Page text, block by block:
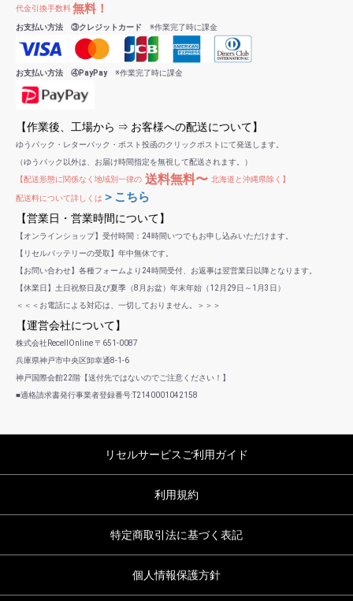
代金引換手数料無料！
お支払い方法 ③クレジットカード ※作業完了時に課金
お支払い方法 ④PayPay※作業完了時に課金
【作業後、工場から ⇒ お客様への配送について】
ゆうパック・レターパック・ポスト投函のクリックポストにて発送します。
（ゆうパック以外は、お届け時間指定を無視して配送されます。）
【配送形態に関係なく地域別一律の 送料無料〜 北海道と沖縄県除く】
配送料について詳しくは ＞こちら
【営業日・営業時間について】
【オンラインショップ】受付時間：24時間いつでもお申し込みいただけます。
【リセルバッテリーの受取】年中無休です。
【お問い合わせ】各種フォームより24時間受付、お返事は翌営業日以降となります。
【休業日】土日祝祭日及び夏季（8月お盆）年末年始（12月29日～1月3日）
＜＜＜お電話による対応は、一切しておりません。＞＞＞
【運営会社について】
株式会社RecellOnline 〒651-0087
兵庫県神戸市中央区卸幸通8-1-6
神戸国際会館22階【送付先ではないのでご注意ください！】
■適格請求書発行事業者登録番号:T2140001042158
リセルサービスご利用ガイド
利用規約
特定商取引法に基づく表記
個人情報保護方針